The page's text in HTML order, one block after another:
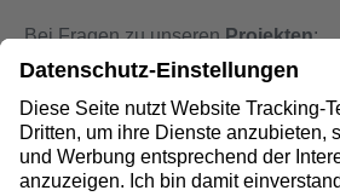
Bei Fragen zu unserenProjekten:
+49 800 584 9000
BeiStörungen an unseren Anlagen:
+49 800 490 4000